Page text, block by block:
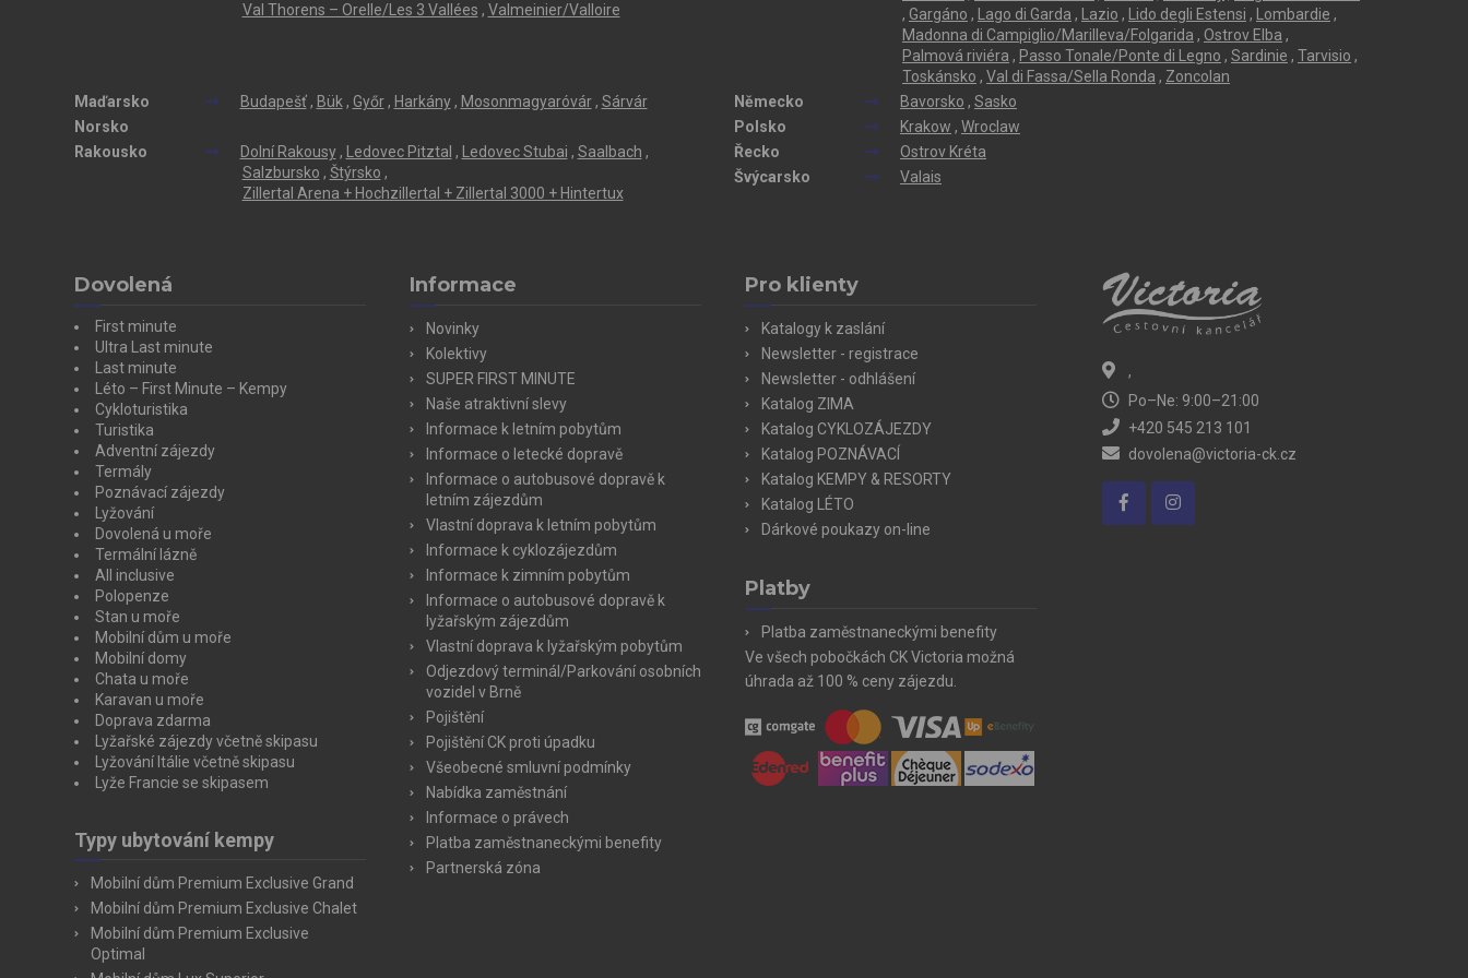
Val Thorens – Orelle/Les 3 Vallées , Valmeinier/Valloire
, Gargáno , Lago di Garda , Lazio , Lido degli Estensi , Lombardie ,
Madonna di Campiglio/Marilleva/Folgarida , Ostrov Elba ,
Palmová riviéra , Passo Tonale/Ponte di Legno , Sardinie , Tarvisio ,
Toskánsko , Val di Fassa/Sella Ronda , Zoncolan
Maďarsko
Budapešť, Bük , Győr, Harkány, Mosonmagyaróvár, Sárvár Německo Bavorsko , Sasko
Norsko
Polsko Krakow , Wroclaw
Rakousko
Dolní Rakousy, Ledovec Pitztal , Ledovec Stubai , Saalbach ,
Salzbursko , Štýrsko ,
Zillertal Arena + Hochzillertal + Zillertal 3000 + Hintertux
Řecko
Ostrov Kréta
Švýcarsko
Valais
Dovolená
First minute
Ultra Last minute
Last minute
Léto – First Minute – Kempy
Cykloturistika
Turistika
Adventní zájezdy
Termály
Poznávací zájezdy
Lyžování
Dovolená u moře
Termální lázně
All inclusive
Polopenze
Stan u moře
Mobilní dům u moře
Mobilní domy
Chata u moře
Karavan u moře
Doprava zdarma
Lyžařské zájezdy včetně skipasu
Lyžování Itálie včetně skipasu
Lyže Francie se skipasem
Typy ubytování kempy
Mobilní dům Premium Exclusive Grand
Mobilní dům Premium Exclusive Chalet
Mobilní dům Premium Exclusive
Optimal
Informace
Novinky
Kolektivy
SUPER FIRST MINUTE
Naše atraktivní slevy
Informace k letním pobytům
Informace o letecké dopravě
Informace o autobusové dopravě k
letním zájezdům
Vlastní doprava k letním pobytům
Informace k cyklozájezdům
Informace k zimním pobytům
Informace o autobusové dopravě k
lyžařským zájezdům
Vlastní doprava k lyžařským pobytům
Odjezdový terminál/Parkování osobních
vozidel v Brně
Pojištění
Pojištění CK proti úpadku
Všeobecné smluvní podmínky
Nabídka zaměstnání
Informace o právech
Platba zaměstnaneckými benefity
Partnerská zóna
Pro klienty
Katalogy k zaslání
Newsletter - registrace
Newsletter - odhlášení
Katalog ZIMA
Katalog CYKLOZÁJEZDY
Katalog POZNÁVACÍ
Katalog KEMPY & RESORTY
Katalog LÉTO
Dárkové poukazy on-line
Platby
Platba zaměstnaneckými benefity
Ve všech pobočkách CK Victoria možná
úhrada až 100 % ceny zájezdu.
,
Po–Ne: 9:00–21:00
+420 545 213 101
dovolena@victoria-ck.cz